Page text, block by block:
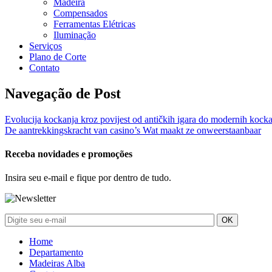
Madeira
Compensados
Ferramentas Elétricas
Iluminação
Serviços
Plano de Corte
Contato
Navegação de Post
Evolucija kockanja kroz povijest od antičkih igara do modernih
De aantrekkingskracht van casino’s Wat maakt ze onweerstaanbaar
Receba novidades e promoções
Insira seu e-mail e fique por dentro de tudo.
Home
Departamento
Madeiras Alba